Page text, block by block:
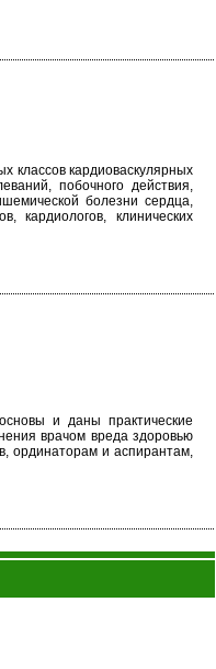
классов кардиоваскулярных
побочного действия,
болезни сердца,
кардиологов, клинических
и даны практические
врачом вреда здоровью
ординаторам и аспирантам,